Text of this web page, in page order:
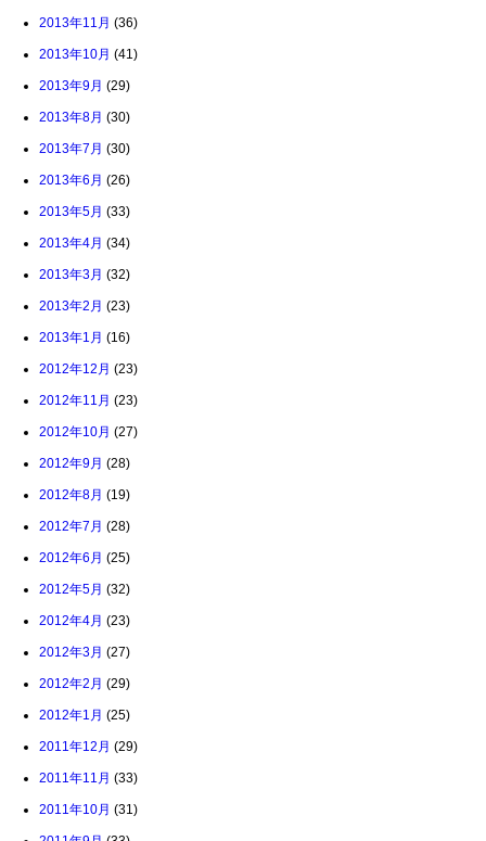
2013年11月 (36)
2013年10月 (41)
2013年9月 (29)
2013年8月 (30)
2013年7月 (30)
2013年6月 (26)
2013年5月 (33)
2013年4月 (34)
2013年3月 (32)
2013年2月 (23)
2013年1月 (16)
2012年12月 (23)
2012年11月 (23)
2012年10月 (27)
2012年9月 (28)
2012年8月 (19)
2012年7月 (28)
2012年6月 (25)
2012年5月 (32)
2012年4月 (23)
2012年3月 (27)
2012年2月 (29)
2012年1月 (25)
2011年12月 (29)
2011年11月 (33)
2011年10月 (31)